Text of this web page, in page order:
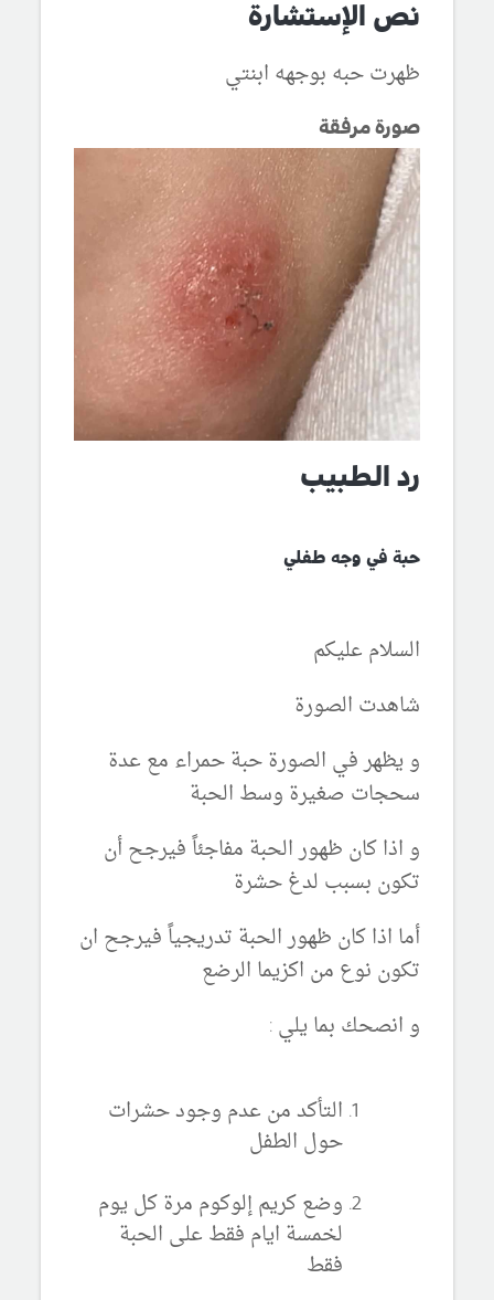
نص الإستشارة
ظهرت حبه بوجهه ابنتي
صورة مرفقة
رد الطبيب
حبة في وجه طفلي
السلام عليكم
شاهدت الصورة
و يظهر في الصورة حبة حمراء مع عدة
سحجات صغيرة وسط الحبة
و اذا كان ظهور الحبة مفاجئاً فيرجح أن
تكون بسبب لدغ حشرة
أما اذا كان ظهور الحبة تدريجياً فيرجح ان
تكون نوع من اكزيما الرضع
و انصحك بما يلي :
التأكد من عدم وجود حشرات
حول الطفل
وضع كريم إلوكوم مرة كل يوم
لخمسة ايام فقط على الحبة
فقط